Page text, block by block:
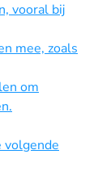
vooral bij
mee, zoals
om
volgende